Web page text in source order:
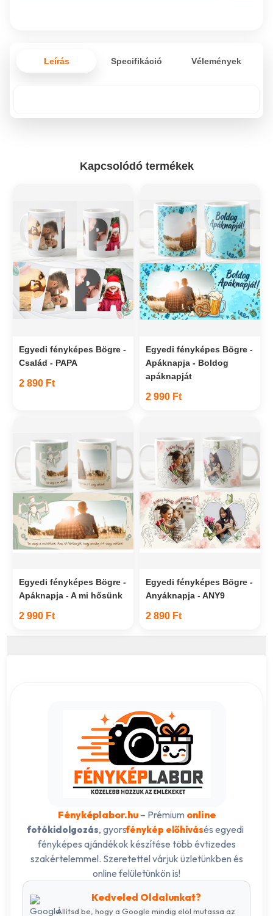
Leírás Specifikáció Vélemények
Kapcsolódó termékek
Egyedi fényképes Bögre -
Család - PAPA
2 890 Ft
Egyedi fényképes Bögre -
Apáknapja - Boldog
apáknapját
2 990 Ft
Egyedi fényképes Bögre -
Apáknapja - A mi hősünk
2 990 Ft
Egyedi fényképes Bögre -
Anyáknapja - ANY9
2 890 Ft
Fényképlabor.hu– Prémium online
fotókidolgozás, gyorsfénykép előhívásés egyedi
fényképes ajándékok készítése több évtizedes
szakértelemmel. Szeretettel várjuk üzletünkben és
online felületünkön is!
Kedveled Oldalunkat?
Állítsd be, hogy a Google mindig elöl mutassa az